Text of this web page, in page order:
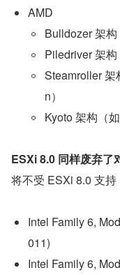
AMD
Bulldozer 架构
Piledriver 架构
Steamroller 架
n）
Kyoto 架构（
ESXi 8.0 同样废弃了
将不受 ESXi 8.0 支持
Intel Family 6,
011)
Intel Family 6,